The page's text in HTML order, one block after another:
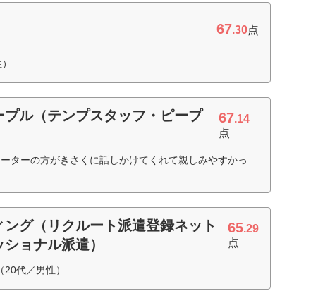
67.30点
ル（テンプスタッフ・ピープ
67.14
点
ターの方がきさくに話しかけてくれて親しみやすかっ
グ（リクルート派遣登録ネット
ョナル派遣）
65.29
点
代／男性）